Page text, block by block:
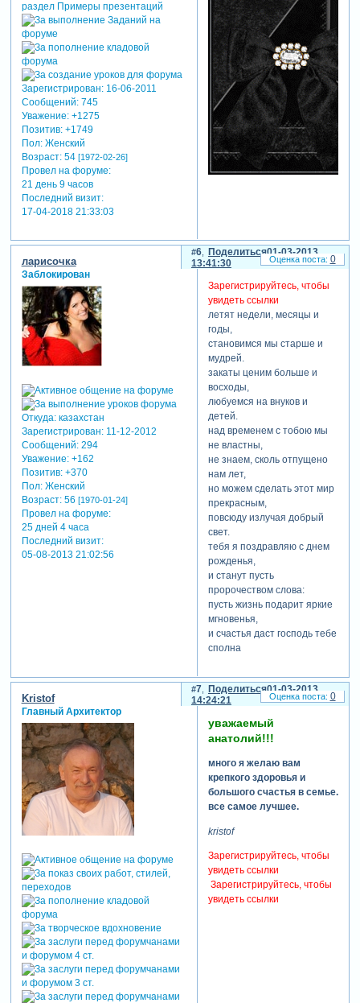
Зарегистрирован: 16-06-2011
Сообщений:745
Уважение: +1275
Позитив: +1749
Пол:Женский
Возраст:54 [1972-02-26]
Провел на форуме:
21 день 9 часов
Последний визит:
17-04-2018 21:33:03
Поделиться
6
01-03-2013
13:41:30
ларисочка
Заблокирован
Откуда:казахстан
Зарегистрирован: 11-12-2012
Сообщений:294
Уважение: +162
Позитив: +370
Пол:Женский
Возраст:56 [1970-01-24]
Провел на форуме:
25 дней 4 часа
Последний визит:
05-08-2013 21:02:56
Зарегистрируйтесь, чтобы
увидеть ссылки
летят недели, месяцы и
годы,
становимся мы старше и
мудрей.
закаты ценим больше и
восходы,
любуемся на внуков и
детей.
над временем с тобою мы
не властны,
не знаем, сколь отпущено
нам лет,
но можем сделать этот мир
прекрасным,
повсюду излучая добрый
свет.
тебя я поздравляю с днем
рожденья,
и станут пусть
пророчеством слова:
пусть жизнь подарит яркие
мгновенья,
и счастья даст господь тебе
сполна
0
Поделиться
7
01-03-2013
14:24:21
Kristof
Главный Архитектор
уважаемый
анатолий!!!
много я желаю вам
крепкого здоровья и
большого счастья в семье.
все самое лучшее.
kristof
Зарегистрируйтесь, чтобы
увидеть ссылки
Зарегистрируйтесь, чтобы
увидеть ссылки
0